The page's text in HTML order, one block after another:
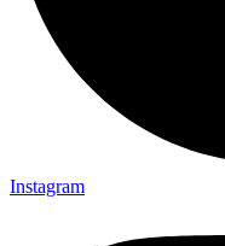
Instagram